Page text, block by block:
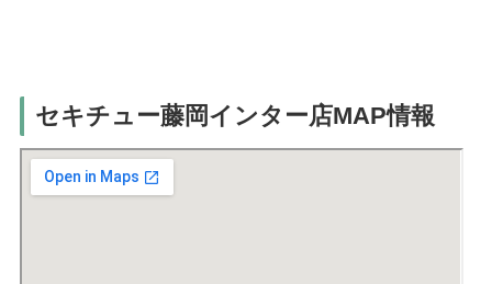
セキチュー藤岡インター店MAP情報